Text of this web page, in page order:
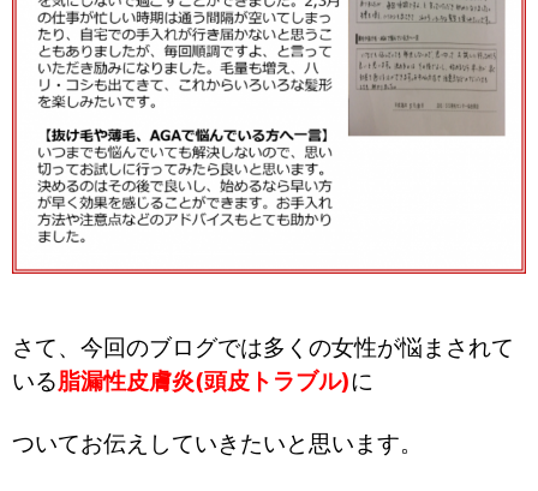
さて、今回のブログでは多くの女性が悩まされて
いる脂漏性皮膚炎(頭皮トラブル)に
ついてお伝えしていきたいと思います。